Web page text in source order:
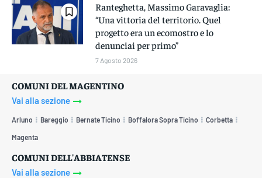
Ranteghetta, Massimo Garavaglia:
“Una vittoria del territorio. Quel
progetto era un ecomostro e lo
denunciai per primo”
7 Agosto 2026
COMUNI DEL MAGENTINO
Vai alla sezione
Arluno Bareggio Bernate Ticino Boffalora Sopra Ticino Corbetta
Magenta
COMUNI DELL'ABBIATENSE
Vai alla sezione